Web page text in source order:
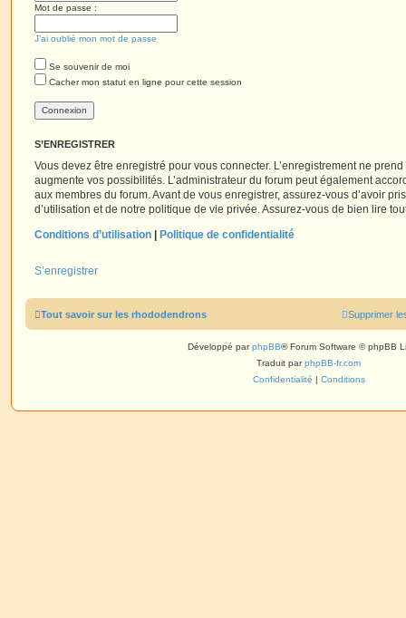
Mot de passe :
J’ai oublié mon mot de passe
Se souvenir de moi
Cacher mon statut en ligne pour cette session
S’ENREGISTRER
Vous devez être enregistré pour vous connecter. L’enregistrement ne
augmente vos possibilités. L’administrateur du forum peut également
aux membres du forum. Avant de vous enregistrer, assurez-vous d’avoir
d’utilisation et de notre politique de vie privée. Assurez-vous de bien lire
Conditions d’utilisation | Politique de confidentialité
S’enregistrer
Tout savoir sur les rhododendrons Supprimer
Développé parphpBB® Forum Software © phpBB
Traduit parphpBB-fr.com
Confidentialité | Conditions